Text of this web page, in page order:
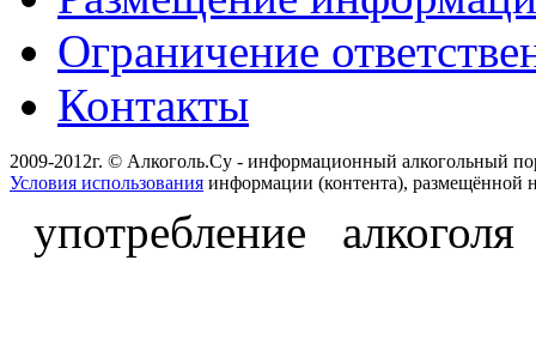
Ограничение
Контакты
2009-2012г. © Алкоголь.Су - информационный алкогольный
Условия использования информации (контента), размещённой
употребление